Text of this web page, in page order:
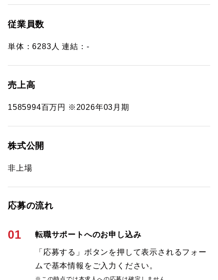
従業員数
単体：6283人 連結：-
売上高
1585994百万円 ※2026年03月期
株式公開
非上場
応募の流れ
01 転職サポートへのお申し込み
「応募する」ボタンを押して表示されるフォー
ムで基本情報をご入力ください。